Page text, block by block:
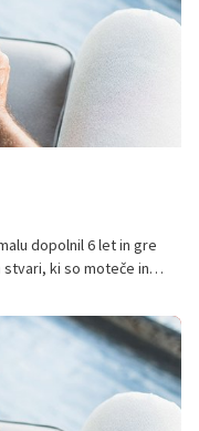
dopolnil 6 let in gre
ki so moteče in